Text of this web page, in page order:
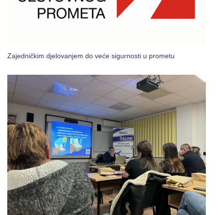
Zajedničkim djelovanjem do veće sigurnosti u prometu